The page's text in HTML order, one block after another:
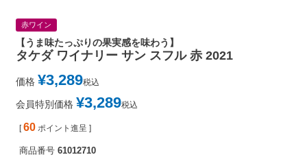
赤ワイン
【うま味たっぷりの果実感を味わう】
タケダ ワイナリー サン スフル 赤 2021
価格 ¥3,289税込
会員特別価格 ¥3,289税込
[ 60 ポイント進呈 ]
商品番号 61012710